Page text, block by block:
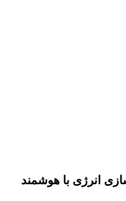
سازی انرژی با هوشمند